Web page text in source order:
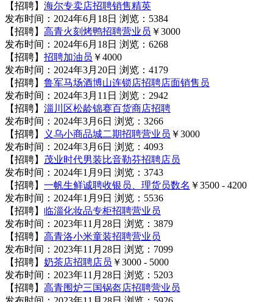
【招聘】 海尔专卖店招聘销售精英
发布时间：2024年6月18日 浏览：5384
【招聘】 高青火刻烤鸭招聘营业员 ￥3000
发布时间：2024年6月18日 浏览：6268
【招聘】 招聘加油员 ￥4000
发布时间：2024年3月20日 浏览：4179
【招聘】 鲁军马场酒博山连锁店招聘店面销售员
发布时间：2024年3月11日 浏览：2942
【招聘】 淄川区松龄锦赛百货商店招聘
发布时间：2024年3月6日 浏览：3266
【招聘】
义乌小商品城二期招聘营业员 ￥3000
发布时间：2024年3月6日 浏览：4093
【招聘】 茂业时代男装比音勒芬招聘店员
发布时间：2024年1月9日 浏览：3743
【招聘】 一帆生鲜诚聘收银员、理货员数名 ￥3500 - 4200
发布时间：2024年1月9日 浏览：5536
【招聘】 临淄化妆品专柜招聘营业员
发布时间：2023年11月28日 浏览：3879
【招聘】 高青洛小米童装招聘营业员
发布时间：2023年11月28日 浏览：7099
【招聘】 奶茶店招聘店员 ￥3000 - 5000
发布时间：2023年11月28日 浏览：5203
【招聘】 高青围炉三国锅盔店招聘营业员